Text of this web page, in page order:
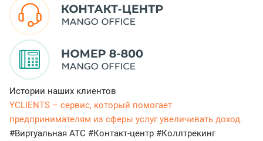
Истории наших клиентов
YCLIENTS – сервис, который помогает
предпринимателям из сферы услуг увеличивать доход.
#Виртуальная АТС #Контакт-центр #Коллтрекинг